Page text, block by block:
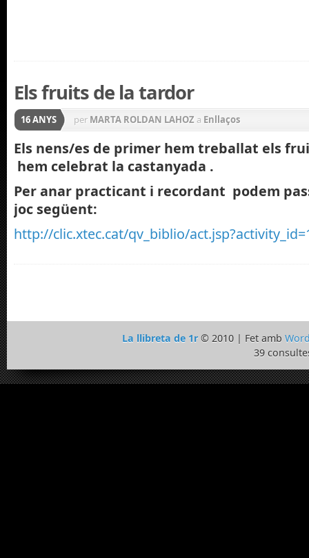
Els fruits de la tardor
16 ANYS per MARTA ROLDAN LAHOZ a Enllaços
Els nens/es de primer hem treballat els
hem celebrat la castanyada .
Per anar practicant i recordant podem
joc següent:
http://clic.xtec.cat/qv_biblio/
La llibreta de 1r© 2010 | Fet amb
39